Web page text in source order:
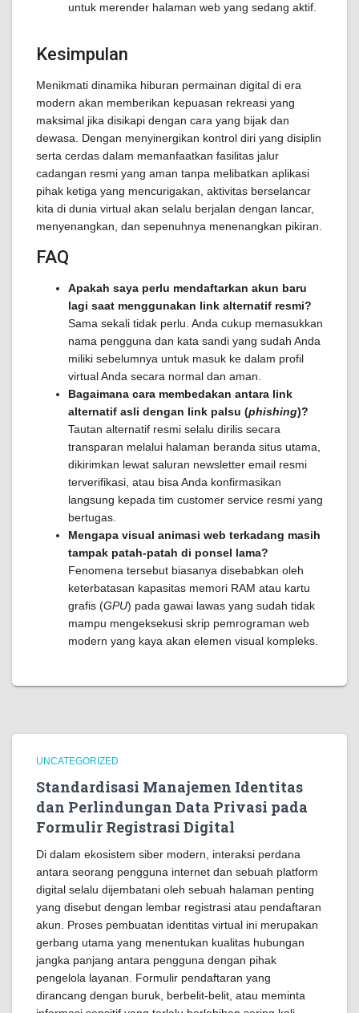
untuk merender halaman web yang sedang aktif.
Kesimpulan
Menikmati dinamika hiburan permainan digital di era
modern akan memberikan kepuasan rekreasi yang
maksimal jika disikapi dengan cara yang bijak dan
dewasa. Dengan menyinergikan kontrol diri yang disiplin
serta cerdas dalam memanfaatkan fasilitas jalur
cadangan resmi yang aman tanpa melibatkan aplikasi
pihak ketiga yang mencurigakan, aktivitas berselancar
kita di dunia virtual akan selalu berjalan dengan lancar,
menyenangkan, dan sepenuhnya menenangkan pikiran.
FAQ
Apakah saya perlu mendaftarkan akun baru
lagi saat menggunakan link alternatif resmi?
Sama sekali tidak perlu. Anda cukup memasukkan
nama pengguna dan kata sandi yang sudah Anda
miliki sebelumnya untuk masuk ke dalam profil
virtual Anda secara normal dan aman.
Bagaimana cara membedakan antara link
alternatif asli dengan link palsu (phishing)?
Tautan alternatif resmi selalu dirilis secara
transparan melalui halaman beranda situs utama,
dikirimkan lewat saluran newsletter email resmi
terverifikasi, atau bisa Anda konfirmasikan
langsung kepada tim customer service resmi yang
bertugas.
Mengapa visual animasi web terkadang masih
tampak patah-patah di ponsel lama?
Fenomena tersebut biasanya disebabkan oleh
keterbatasan kapasitas memori RAM atau kartu
grafis (GPU) pada gawai lawas yang sudah tidak
mampu mengeksekusi skrip pemrograman web
modern yang kaya akan elemen visual kompleks.
UNCATEGORIZED
Standardisasi Manajemen Identitas
dan Perlindungan Data Privasi pada
Formulir Registrasi Digital
Di dalam ekosistem siber modern, interaksi perdana
antara seorang pengguna internet dan sebuah platform
digital selalu dijembatani oleh sebuah halaman penting
yang disebut dengan lembar registrasi atau pendaftaran
akun. Proses pembuatan identitas virtual ini merupakan
gerbang utama yang menentukan kualitas hubungan
jangka panjang antara pengguna dengan pihak
pengelola layanan. Formulir pendaftaran yang
dirancang dengan buruk, berbelit-belit, atau meminta